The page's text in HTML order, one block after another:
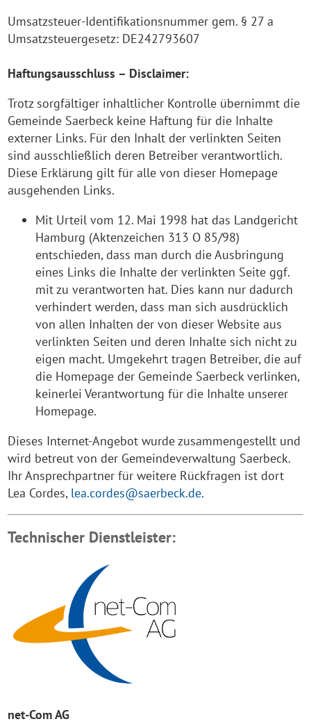
Umsatzsteuer-Identifikationsnummer gem. § 27 a
Umsatzsteuergesetz: DE242793607
Haftungsausschluss – Disclaimer:
Trotz sorgfältiger inhaltlicher Kontrolle übernimmt die
Gemeinde Saerbeck keine Haftung für die Inhalte
externer Links. Für den Inhalt der verlinkten Seiten
sind ausschließlich deren Betreiber verantwortlich.
Diese Erklärung gilt für alle von dieser Homepage
ausgehenden Links.
Mit Urteil vom 12. Mai 1998 hat das Landgericht
Hamburg (Aktenzeichen 313 O 85/98)
entschieden, dass man durch die Ausbringung
eines Links die Inhalte der verlinkten Seite ggf.
mit zu verantworten hat. Dies kann nur dadurch
verhindert werden, dass man sich ausdrücklich
von allen Inhalten der von dieser Website aus
verlinkten Seiten und deren Inhalte sich nicht zu
eigen macht. Umgekehrt tragen Betreiber, die auf
die Homepage der Gemeinde Saerbeck verlinken,
keinerlei Verantwortung für die Inhalte unserer
Homepage.
Dieses Internet-Angebot wurde zusammengestellt und
wird betreut von der Gemeindeverwaltung Saerbeck.
Ihr Ansprechpartner für weitere Rückfragen ist dort
Lea Cordes, lea.cordes@saerbeck.de.
Technischer Dienstleister:
net-Com AG